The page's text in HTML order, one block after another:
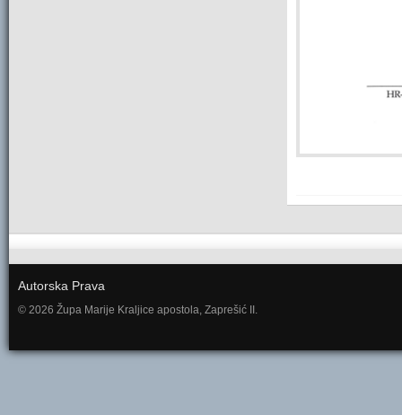
Autorska Prava
© 2026 Župa Marije Kraljice apostola, Zaprešić II.